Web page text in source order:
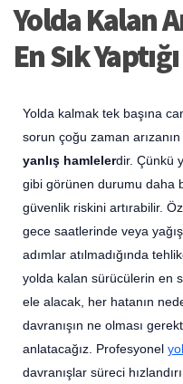
Yolda Kalan
En Sık
Yolda kalmak tek başına
sorun çoğu zaman
yanlış hamlelerdir. Çünkü
gibi görünen durumu daha
güvenlik riskini artırabilir.
gece saatlerinde veya
adımlar atılmadığında
yolda kalan sürücülerin en
ele alacak, her hatanın
davranışın ne olması
anlatacağız. Profesyonel
davranışlar süreci